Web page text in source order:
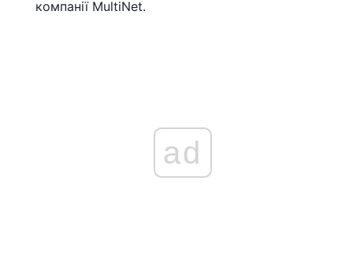
компанії MultiNet.
ad